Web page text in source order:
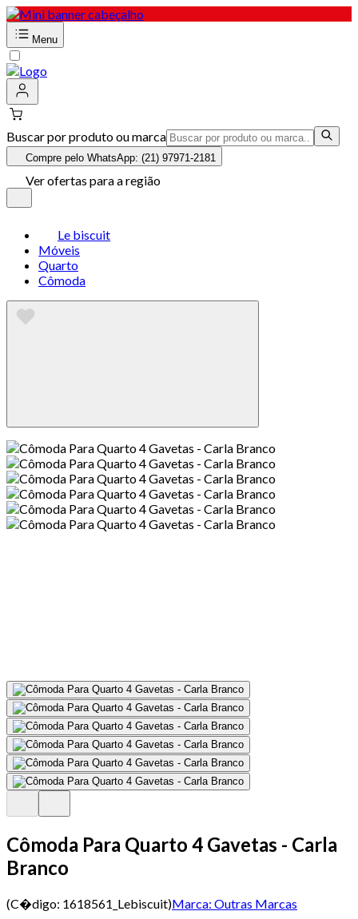
Menu
Buscar por produto ou marca
Compre pelo WhatsApp: (21) 97971-2181
Ver ofertas para a região
Le biscuit
Móveis
Quarto
Cômoda
Cômoda Para Quarto 4 Gavetas - Carla
Branco
(C�digo: 1618561_Lebiscuit)Marca: Outras Marcas